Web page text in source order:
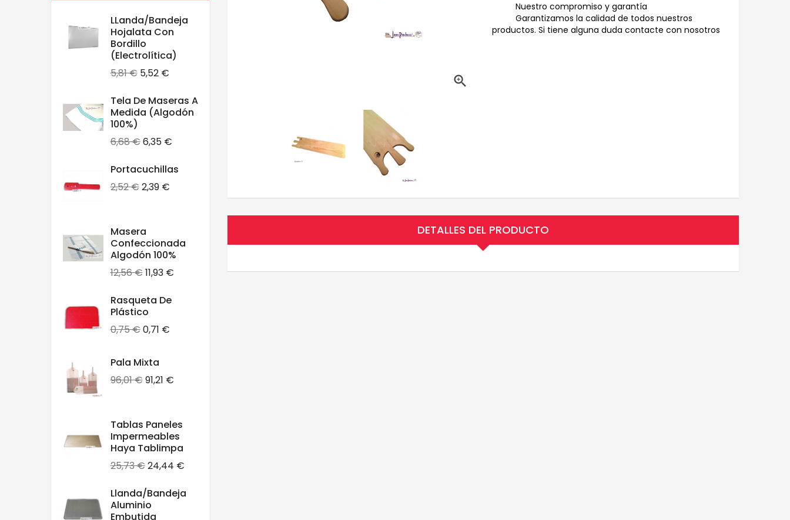
LLanda/Bandeja
Hojalata Con
Bordillo
(electrolítica)
Precio
5,81 € Precio
5,52 €
Tela De Maseras A
Medida (algodón
100%)
Precio
6,68 €Precio
6,35 €
Portacuchillas
Precio
2,52 €Precio
2,39 €
Masera
Confeccionada
Algodón 100%
Precio
12,56 €Precio
11,93 €
Rasqueta De
Plástico
Precio
0,75 €Precio
0,71 €
Pala Mixta
Precio
96,01 €Precio
91,21 €
Tablas Paneles
Impermeables
Haya Tablimpa
Precio
25,73 €Precio
24,44 €
Llanda/bandeja
Aluminio
Embutida

Nuestro compromiso y garantía
Garantizamos la calidad de todos nuestros
productos. Si tiene alguna duda contacte con nosotros
DETALLES DEL PRODUCTO